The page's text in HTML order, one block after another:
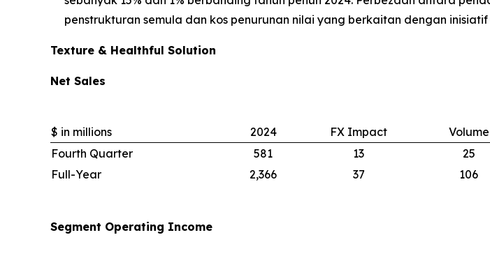
penstrukturan semula dan kos penurunan nilai yang berkaitan dengan inisiatif
Texture & Healthful Solution
Net Sales
$ in millions 2024 FX Impact Volume
Fourth Quarter
581 13 25
Full-Year
2,366 37 106
Segment Operating Income